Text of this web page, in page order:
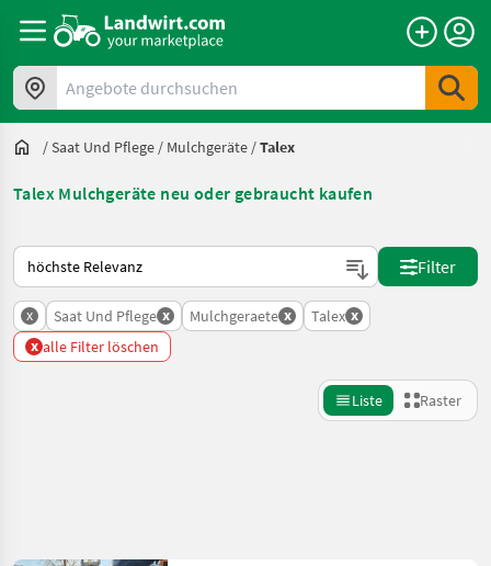
Angebote durchsuchen
/Saat Und Pflege / Mulchgeräte /Talex
Talex Mulchgeräte neu oder gebraucht kaufen
So wird auf Landwirt.com sortiert
Filter
x Saat Und Pflege x Mulchgeraete x Talex x
x alle Filter löschen
Liste Raster